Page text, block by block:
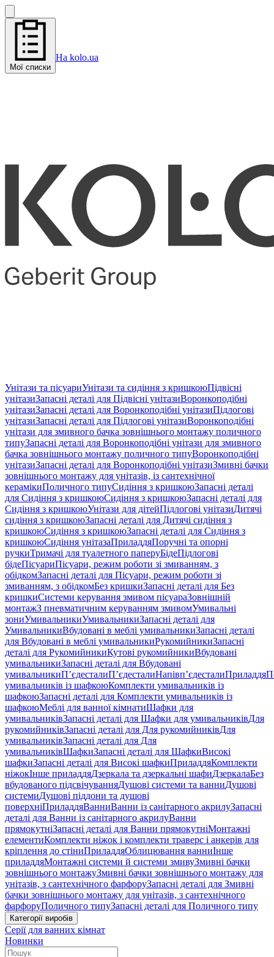
Мої списки
На kolo.ua
Унітази та пісуариУнітази та сидіння з кришкоюПідвісні
унітазиЗапасні деталі для Підвісні унітазиВоронкоподібні
унітазиЗапасні деталі для Воронкоподібні унітазиПідлогові
унітазиЗапасні деталі для Підлогові унітазиВоронкоподібні
унітази для змивного бачка зовнішнього монтажу поличного
типуЗапасні деталі для Воронкоподібні унітази для змивного
бачка зовнішнього монтажу поличного типуВоронкоподібні
унітазиЗапасні деталі для Воронкоподібні унітазиЗмивні бачки
зовнішнього монтажу для унітазів, із сантехнічної
керамікиПоличного типуСидіння з кришкоюЗапасні деталі
для Сидіння з кришкоюСидіння з кришкоюЗапасні деталі для
Сидіння з кришкоюУнітази для дітейПідлогові унітазиДитячі
сидіння з кришкоюЗапасні деталі для Дитячі сидіння з
кришкоюСидіння з кришкоюЗапасні деталі для Сидіння з
кришкоюСидіння унітазаПриладдяПоручні та опорні
ручкиТримачі для туалетного паперуБідеПідлогові
бідеПісуариПісуари, режим роботи зі змиванням, з
обідкомЗапасні деталі для Пісуари, режим роботи зі
змиванням, з обідкомБез кришкиЗапасні деталі для Без
кришкиСистеми керування змивом пісуараЗовнішній
монтажЗ пневматичним керуванням змивомУмивальні
зониУмивальникиУмивальникиЗапасні деталі для
УмивальникиВбудовані в меблі умивальникиЗапасні деталі
для Вбудовані в меблі умивальникиРукомийникиЗапасні
деталі для РукомийникиКутові рукомийникиВбудовані
умивальникиЗапасні деталі для Вбудовані
умивальникиП’єдесталиП’єдесталиНапівп’єдесталиПриладдя
умивальників із шафкоюКомплекти умивальників із
шафкоюЗапасні деталі для Комплекти умивальників із
шафкоюМеблі для ванної кімнатиШафки для
умивальниківЗапасні деталі для Шафки для умивальниківДля
рукомийниківЗапасні деталі для Для рукомийниківДля
умивальниківЗапасні деталі для Для
умивальниківШафкиЗапасні деталі для ШафкиВисокі
шафкиЗапасні деталі для Високі шафкиПриладдяКомплекти
ніжокІнше приладдяДзеркала та дзеркальні шафиДзеркалаБез
вбудованого підсвічуванняДушові системи та ванниДушові
системиДушові піддони та душові
поверхніПриладдяВанниВанни із санітарного акрилуЗапасні
деталі для Ванни із санітарного акрилуВанни
прямокутніЗапасні деталі для Ванни прямокутніМонтажні
елементиКомплекти ніжок і комплекти траверс і анкерів для
кріплення до стіниПриладдяОблицювання ванниІнше
приладдяМонтажні системи й системи змивуЗмивні бачки
зовнішнього монтажуЗмивні бачки зовнішнього монтажу для
унітазів, з сантехнічного фарфоруЗапасні деталі для Змивні
бачки зовнішнього монтажу для унітазів, з сантехнічного
фарфоруПоличного типуЗапасні деталі для Поличного типу
Категорії виробів
Серії для ванних кімнат
Новинки